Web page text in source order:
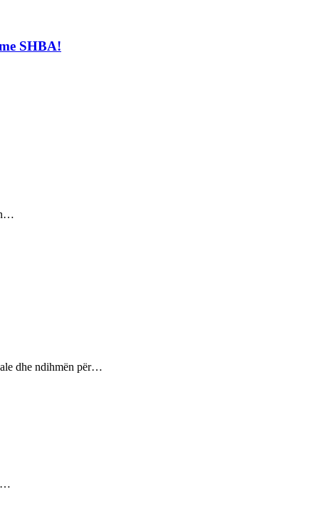
SHBA!
dhe ndihmën për…